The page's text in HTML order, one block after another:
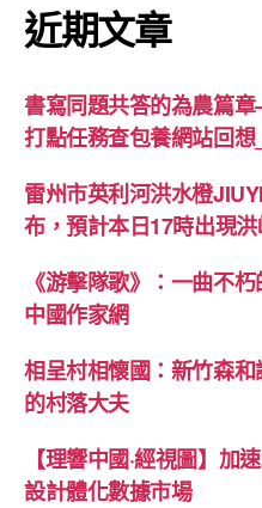
近期文章
書寫同題共答的為農篇
打點任務查包養網站回想
雷州市英利河洪水橙
布，預計本日17時出現
《游擊隊歌》：一曲不
中國作家網
相呈村相懷國：新竹森
的村落大夫
【理響中國·經視圖】加
設計體化數據市場